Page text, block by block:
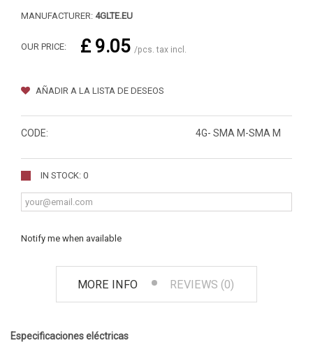
MANUFACTURER: 4GLTE.EU
OUR PRICE: £ 9.05 /pcs. tax incl.
AÑADIR A LA LISTA DE DESEOS
CODE: 4G- SMA M-SMA M
IN STOCK: 0
Notify me when available
MORE INFO REVIEWS (0)
Especificaciones eléctricas